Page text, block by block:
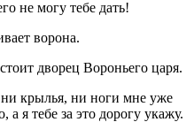
не могу тебе дать!
ворона.
дворец Вороньего царя.
крылья, ни ноги мне уже
я тебе за это дорогу укажу.